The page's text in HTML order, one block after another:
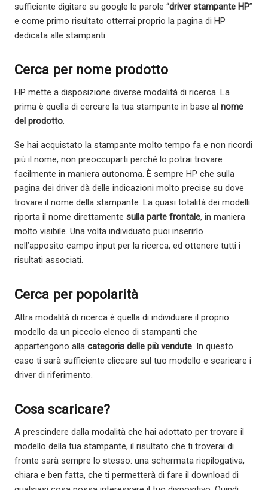
sufficiente digitare su google le parole “driver stampante HP”
e come primo risultato otterrai proprio la pagina di HP
dedicata alle stampanti.
Cerca per nome prodotto
HP mette a disposizione diverse modalità di ricerca. La
prima è quella di cercare la tua stampante in base al nome
del prodotto.
Se hai acquistato la stampante molto tempo fa e non ricordi
più il nome, non preoccuparti perché lo potrai trovare
facilmente in maniera autonoma. È sempre HP che sulla
pagina dei driver dà delle indicazioni molto precise su dove
trovare il nome della stampante. La quasi totalità dei modelli
riporta il nome direttamente sulla parte frontale, in maniera
molto visibile. Una volta individuato puoi inserirlo
nell’apposito campo input per la ricerca, ed ottenere tutti i
risultati associati.
Cerca per popolarità
Altra modalità di ricerca è quella di individuare il proprio
modello da un piccolo elenco di stampanti che
appartengono alla categoria delle più vendute . In questo
caso ti sarà sufficiente cliccare sul tuo modello e scaricare i
driver di riferimento.
Cosa scaricare?
A prescindere dalla modalità che hai adottato per trovare il
modello della tua stampante, il risultato che ti troverai di
fronte sarà sempre lo stesso: una schermata riepilogativa,
chiara e ben fatta, che ti permetterà di fare il download di